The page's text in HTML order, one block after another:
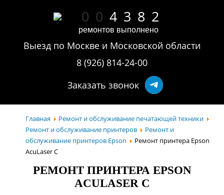
0 0 4 3 8 2
ремонтов выполнено
Выезд по Москве и Московской области
8 (926) 814-24-00
Заказать звонок
Главная
Ремонт и обслуживание печатающей техники
Ремонт и обслуживание принтеров
Ремонт и
обслуживание принтеров Epson
Ремонт принтера Epson
AcuLaser C
РЕМОНТ ПРИНТЕРА EPSON
ACULASER C